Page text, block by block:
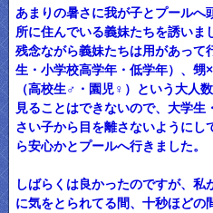
あまりの暑さに我が子とプールへ
所に住んでいる義妹たちを誘いま
残念ながら義妹たちは用があって
生・小学校高学年・低学年）、甥
（高校生♂・園児♀）という大人
見ることはできないので、大学
さい子から目を離さないようにし
ら安心かとプールへ行きました。
しばらくは良かったのですが、私
に気をとられてる間、十秒ほどの